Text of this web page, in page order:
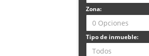
Zona:
0 Opciones
Tipo de inmueble:
Todos